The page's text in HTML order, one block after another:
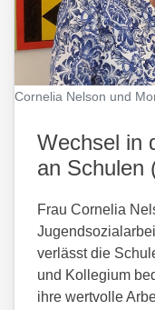
Cornelia Nelson und
Wechsel in
an Schulen
Frau Cornelia
verlässt die
und Kollegium
ihre wertvolle